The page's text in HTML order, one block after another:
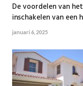
De voordelen van het
inschakelen van een
januari 6, 2025